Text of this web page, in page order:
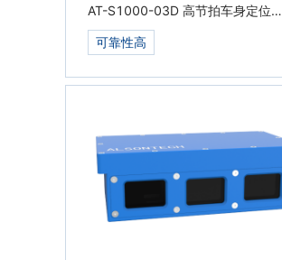
AT-S1000-03D 高节拍车身定位系
统
可靠性高